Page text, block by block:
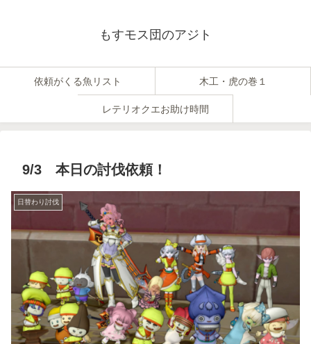
もすモス団のアジト
依頼がくる魚リスト 木工・虎の巻１
レテリオクエお助け時間
9/3 本日の討伐依頼！
日替わり討伐